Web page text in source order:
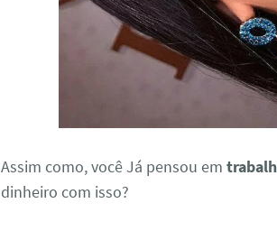
Assim como, você Já pensou em
dinheiro com isso?